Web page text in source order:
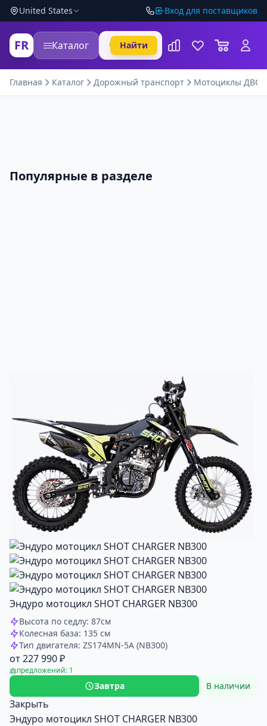
United States Вход для поставщиков
FR Каталог Найти
Главная Каталог Дорожный транспорт Мотоциклы ДВС
Популярные в разделе
Эндуро мотоцикл SHOT CHARGER NB300
Высота по седлу: 87см
Колесная база: 135 см
Тип двигателя: ZS174MN-5A (NB300)
от 227 990 ₽
предложений: 1
Завтра В наличии
Закрыть
Эндуро мотоцикл SHOT CHARGER NB300